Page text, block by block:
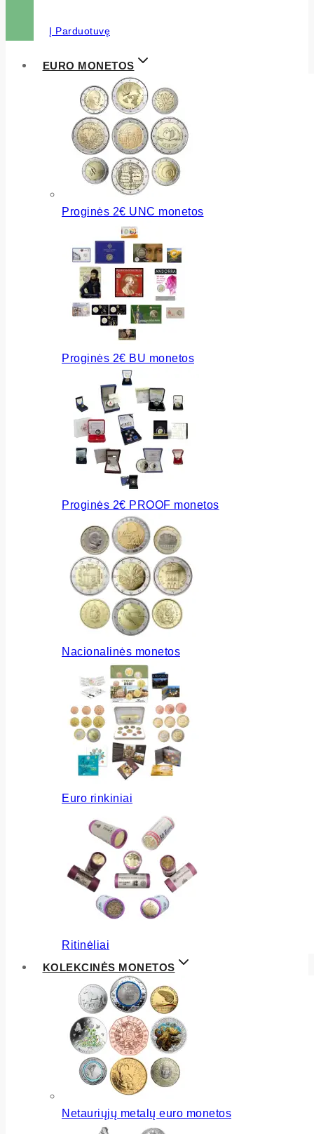
Į Parduotuvę
EURO MONETOS
Proginės 2€ UNC monetos
Proginės 2€ BU monetos
Proginės 2€ PROOF monetos
Nacionalinės monetos
Euro rinkiniai
Ritinėliai
KOLEKCINĖS MONETOS
Netauriųjų metalų euro monetos